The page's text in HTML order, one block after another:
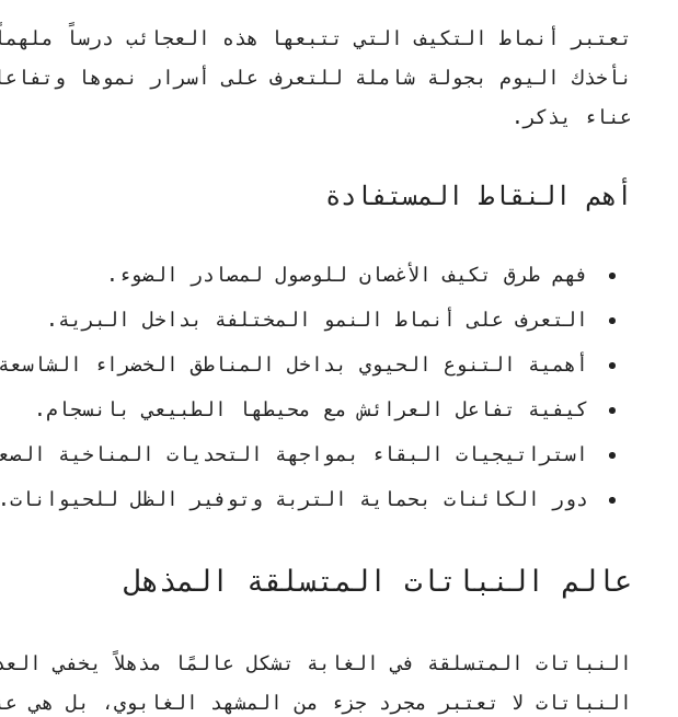
تعتبر أنماط التكيف التي تتبعها هذه العجائب درساً
نأخذك اليوم بجولة شاملة للتعرف على أسرار نموها
عناء يذكر.
أهم النقاط المستفادة
فهم طرق تكيف الأغصان للوصول لمصادر الضوء.
التعرف على أنماط النمو المختلفة بداخل البرية.
أهمية التنوع الحيوي بداخل المناطق الخضراء
كيفية تفاعل العرائش مع محيطها الطبيعي بانسجام.
استراتيجيات البقاء
بمواجهة التحديات المناخية
دور الكائنات بحماية التربة وتوفير الظل للحيوانات.
عالم النباتات المتسلقة المذهل
النباتات المتسلقة في الغابة تشكل عالمًا مذهلاً يخفي
النباتات لا تعتبر مجرد جزء من المشهد الغابوي، بل هي